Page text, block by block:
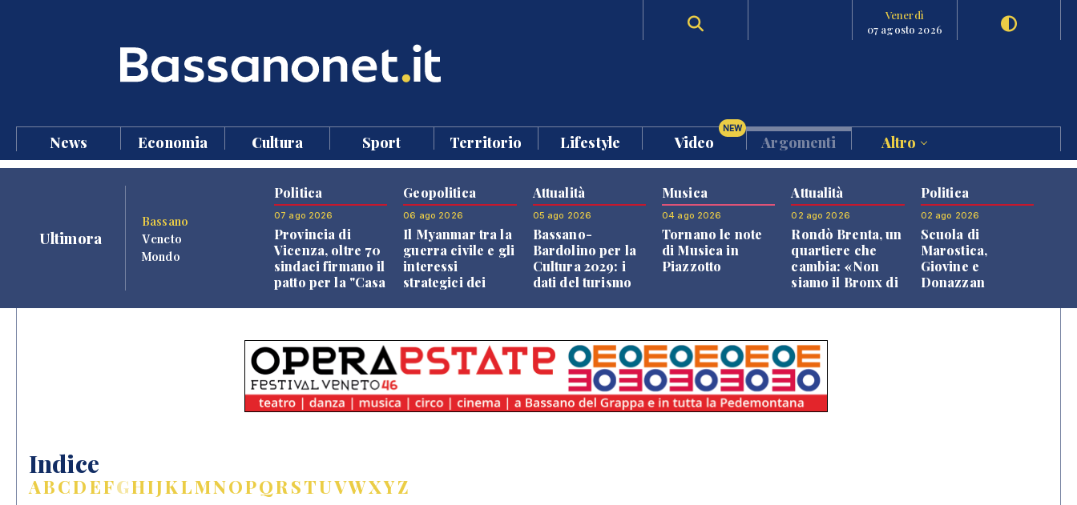
Venerdì
07 agosto 2026
News Economia Cultura Sport Territorio Lifestyle Video
NEW
Argomenti Altro
Ultimora
Bassano
Veneto
Mondo
Politica
07 ago 2026
Provincia di
Vicenza, oltre 70
sindaci firmano il
patto per la "Casa
Geopolitica
06 ago 2026
Il Myanmar tra la
guerra civile e gli
interessi
strategici dei
Attualità
05 ago 2026
Bassano-
Bardolino per la
Cultura 2029: i
dati del turismo
Musica
04 ago 2026
Tornano le note
di Musica in
Piazzotto
Attualità
02 ago 2026
Rondò Brenta, un
quartiere che
cambia: «Non
siamo il Bronx di
Politica
02 ago 2026
Scuola di
Marostica,
Giovine e
Donazzan
Indice
ABCDEFGHIJKLMNOPQRSTUVWXYZ